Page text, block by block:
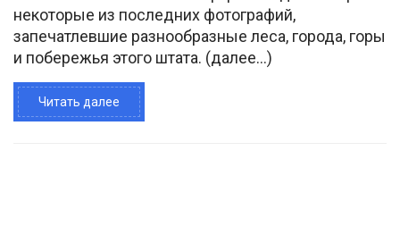
некоторые из последних фотографий,
запечатлевшие разнообразные леса, города, горы
и побережья этого штата. (далее…)
Читать далее